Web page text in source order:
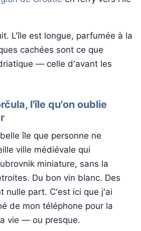
L'île est longue, parfumée à la
cachées sont ce que
— celle d'avant les
l'île qu'on oublie
île que personne ne
ville médiévale qui
miniature, sans la
Du bon vin blanc. Des
nulle part. C'est ici que j'ai
de mon téléphone pour la
vie — ou presque.